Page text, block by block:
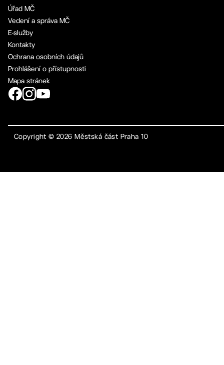
Úřad MČ
Vedení a správa MČ
E-služby
Kontakty
Ochrana osobních údajů
Prohlášení o přístupnosti
Mapa stránek
Copyright ©2026 Městská část Praha 10